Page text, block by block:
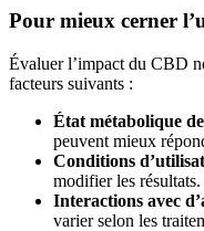
Pour mieux cerner
Évaluer l’impact du CBD
facteurs suivants :
État métabolique
peuvent mieux
Conditions
modifier les résultats.
Interactions avec
varier selon les